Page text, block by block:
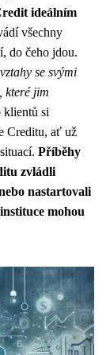
ideálním
všechny
do čeho jdou.
se svými
které jim
klientů si
Creditu, ať už
Příběhy
zvládli
nastartovali
mohou